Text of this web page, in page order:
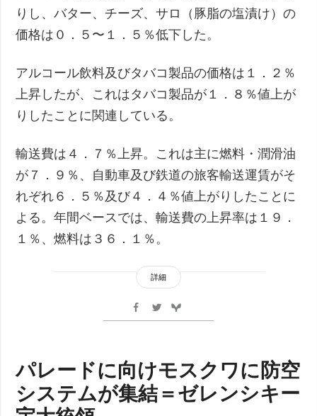
りし、バター、チーズ、サロ（豚脂の塩漬け）の
価格は０．５〜１．５％低下した。
アルコール飲料及びタバコ製品の価格は１．２％
上昇したが、これはタバコ製品が１．８％値上が
りしたことに関連している。
輸送費は４．７％上昇。これは主に燃料・潤滑油
が７．９％、自動車及び鉄道の旅客輸送運賃がそ
れぞれ６．５％及び４．４％値上がりしたことに
よる。年間ベースでは、輸送費の上昇率は１９．
１％、燃料は３６．１％。
詳細
パレードに向けモスクワに防空
システムが集結＝ゼレンシキー